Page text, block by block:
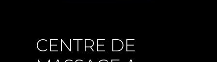
CENTRE DE